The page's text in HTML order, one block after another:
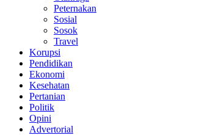
Peternakan
Sosial
Sosok
Travel
Korupsi
Pendidikan
Ekonomi
Kesehatan
Pertanian
Politik
Opini
Advertorial